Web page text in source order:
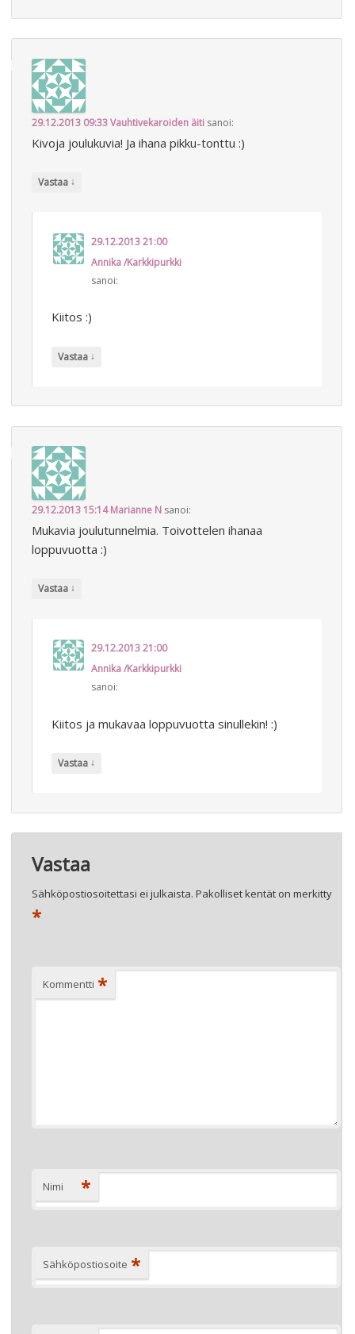
29.12.2013 09:33Vauhtivekaroiden äiti sanoi:
Kivoja joulukuvia! Ja ihana pikku-tonttu :)
Vastaa ↓
29.12.2013 21:00
Annika /Karkkipurkki
sanoi:
Kiitos :)
Vastaa ↓
29.12.2013 15:14 Marianne N sanoi:
Mukavia joulutunnelmia. Toivottelen ihanaa
loppuvuotta :)
Vastaa ↓
29.12.2013 21:00
Annika /Karkkipurkki
sanoi:
Kiitos ja mukavaa loppuvuotta sinullekin! :)
Vastaa ↓
Vastaa
Sähköpostiosoitettasi ei julkaista. Pakolliset kentät on merkitty
*
Kommentti *
Nimi *
Sähköpostiosoite *